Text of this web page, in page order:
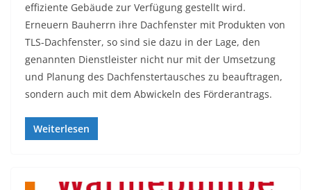
effiziente Gebäude zur Verfügung gestellt wird.
Erneuern Bauherrn ihre Dachfenster mit Produkten von
TLS-Dachfenster, so sind sie dazu in der Lage, den
genannten Dienstleister nicht nur mit der Umsetzung
und Planung des Dachfenstertausches zu beauftragen,
sondern auch mit dem Abwickeln des Förderantrags.
Weiterlesen